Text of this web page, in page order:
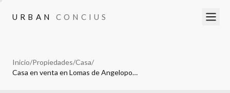
URBAN CONCIUS
URBAN CONCIUS
Inicio/Propiedades/Casa/
Casa en venta en Lomas de Angelopolis III, Parque Veracruz, 3 recamaras.